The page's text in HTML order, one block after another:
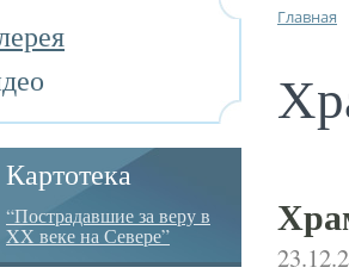
Картотека
“Пострадавшие за веру в
XX веке на Севере”
Главная